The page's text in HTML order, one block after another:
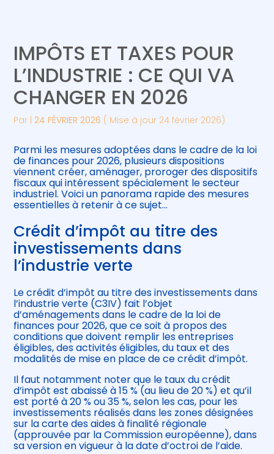
Gérer votre quotidien
Piloter votre entreprise
Développer votre entreprise
Construire votre patrimoine
Être prêt pour la facturation
électronique
Suivre votre comptabilité
Gérer vos ressources humaines
IMPÔTS ET TAXES POUR
L’INDUSTRIE : CE QUI VA
CHANGER EN 2026
Par |24 FÉVRIER 2026 ( Mise à jour 24 février 2026)
Parmi les mesures adoptées dans le cadre de la loi
de finances pour 2026, plusieurs dispositions
viennent créer, aménager, proroger des dispositifs
fiscaux qui intéressent spécialement le secteur
industriel. Voici un panorama rapide des mesures
essentielles à retenir à ce sujet…
Crédit d’impôt au titre des
investissements dans
l’industrie verte
Le crédit d’impôt au titre des investissements dans
l’industrie verte (C3IV) fait l’objet
d’aménagements dans le cadre de la loi de
finances pour 2026, que ce soit à propos des
conditions que doivent remplir les entreprises
éligibles, des activités éligibles, du taux et des
modalités de mise en place de ce crédit d’impôt.
Il faut notamment noter que le taux du crédit
d’impôt est abaissé à 15 % (au lieu de 20 %) et qu’il
est porté à 20 % ou 35 %, selon les cas, pour les
investissements réalisés dans les zones désignées
sur la carte des aides à finalité régionale
(approuvée par la Commission européenne), dans
sa version en vigueur à la date d’octroi de l’aide.